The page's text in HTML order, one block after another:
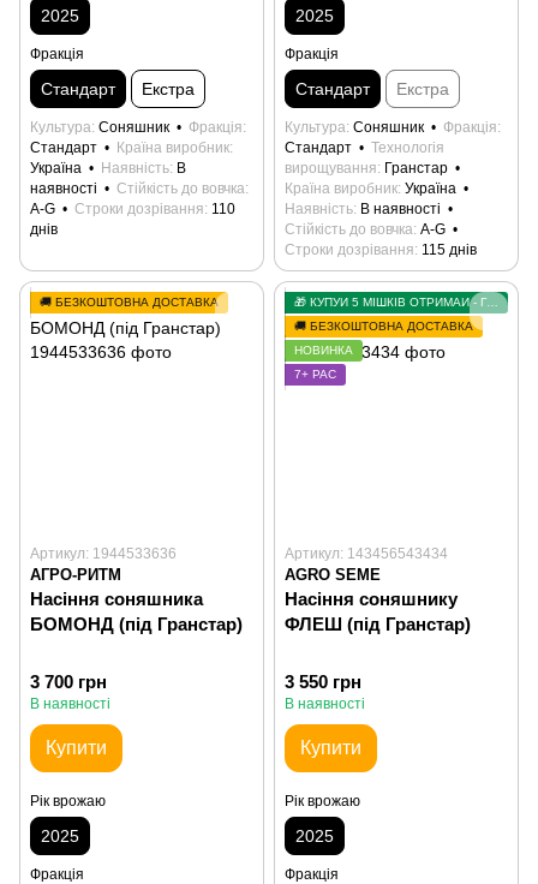
2025
Фракція
Стандарт Екстра
Культура Соняшник
Фракція
Стандарт
Країна виробник
Україна
Наявність В
наявності
Стійкість до вовчка
А-G
Строки дозрівання 110
днів
2025
Фракція
Стандарт Екстра
Культура Соняшник
Фракція
Стандарт
Технологія
вирощування
Гранстар
Країна виробник Україна
Наявність В наявності
Стійкість до вовчка А-G
Строки дозрівання 115 днів
🚚 БЕЗКОШТОВНА ДОСТАВКА
Артикул: 1944533636
АГРО-РИТМ
Насіння соняшника
БОМОНД (під Гранстар)
3 700 грн
В наявності
Купити
Рік врожаю
2025
Фракція
🎁 КУПУЙ 5 МІШКІВ ОТРИМАЙ - ГРАНСТАР У ПОДАРУНОК
🚚 БЕЗКОШТОВНА ДОСТАВКА
НОВИНКА
7+ РАС
Артикул: 143456543434
AGRO SEME
Насіння соняшнику
ФЛЕШ (під Гранстар)
3 550 грн
В наявності
Купити
Рік врожаю
2025
Фракція